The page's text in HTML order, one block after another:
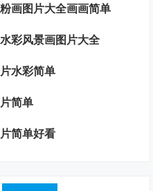
画图片大全画画简单
彩风景画图片大全
水彩简单
简单
简单好看